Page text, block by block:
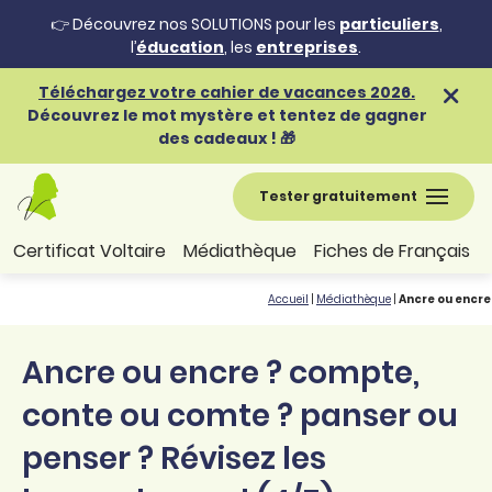
👉 Découvrez nos SOLUTIONS pour les particuliers,
l’éducation, les entreprises.
Téléchargez votre cahier de vacances 2026.
Découvrez le mot mystère et tentez de gagner
des cadeaux ! 🎁
Tester gratuitement
Certificat Voltaire Médiathèque Fiches de Français
Accueil Médiathèque Ancre ou
Ancre ou encre ? compte,
conte ou comte ? panser ou
penser ? Révisez les